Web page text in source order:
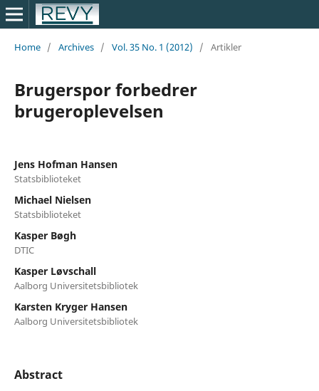
Home / Archives / Vol. 35 No. 1 (2012) / Artikler
Brugerspor forbedrer
brugeroplevelsen
Jens Hofman Hansen
Statsbiblioteket
Michael Nielsen
Statsbiblioteket
Kasper Bøgh
DTIC
Kasper Løvschall
Aalborg Universitetsbibliotek
Karsten Kryger Hansen
Aalborg Universitetsbibliotek
Abstract